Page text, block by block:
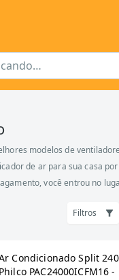
modelos de
de ar para sua casa
você entrou no
Filtros
Condicionado Split
Philco PAC24000ICFM16